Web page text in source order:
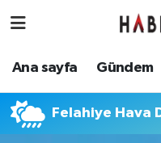
Ana sayfa Gündem
Felahiye Hava
Ana sayfa
Eskişehir Nöbetçi